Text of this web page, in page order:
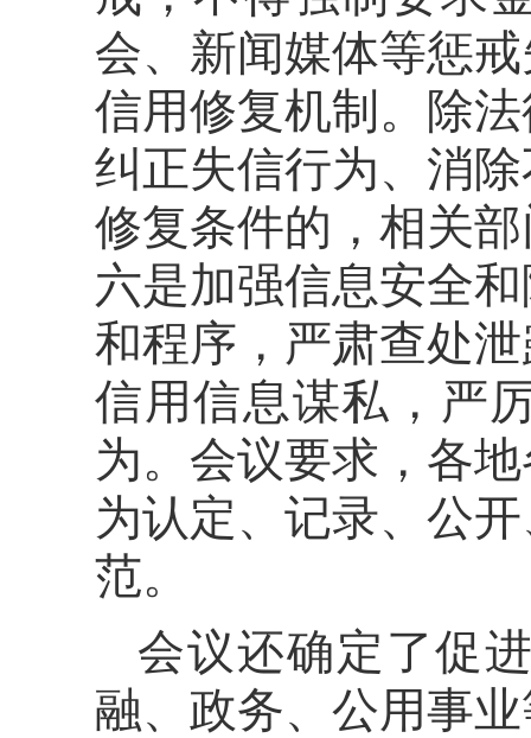
会、新闻媒体等惩
信用修复机制。除
纠正失信行为、消
修复条件的，相关
六是加强信息安全
和程序，严肃查处
信用信息谋私，严
为。会议要求，各
为认定、记录、公
范。
会议还确定了促
融、政务、公用事